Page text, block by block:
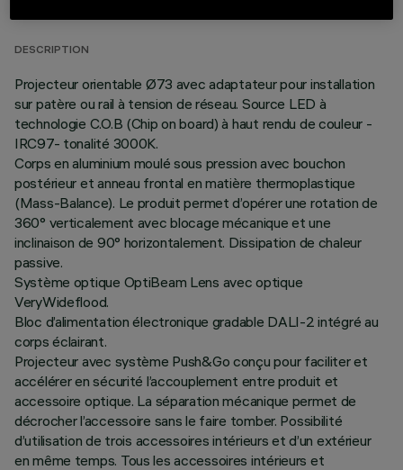
DESCRIPTION
Projecteur orientable Ø73 avec adaptateur pour installation
sur patère ou rail à tension de réseau. Source LED à
technologie C.O.B (Chip on board) à haut rendu de couleur -
IRC97- tonalité 3000K.
Corps en aluminium moulé sous pression avec bouchon
postérieur et anneau frontal en matière thermoplastique
(Mass-Balance). Le produit permet d’opérer une rotation de
360° verticalement avec blocage mécanique et une
inclinaison de 90° horizontalement. Dissipation de chaleur
passive.
Système optique OptiBeam Lens avec optique
VeryWideflood.
Bloc d’alimentation électronique gradable DALI-2 intégré au
corps éclairant.
Projecteur avec système Push&Go conçu pour faciliter et
accélérer en sécurité l’accouplement entre produit et
accessoire optique. La séparation mécanique permet de
décrocher l’accessoire sans le faire tomber. Possibilité
d’utilisation de trois accessoires intérieurs et d’un extérieur
en même temps. Tous les accessoires intérieurs et